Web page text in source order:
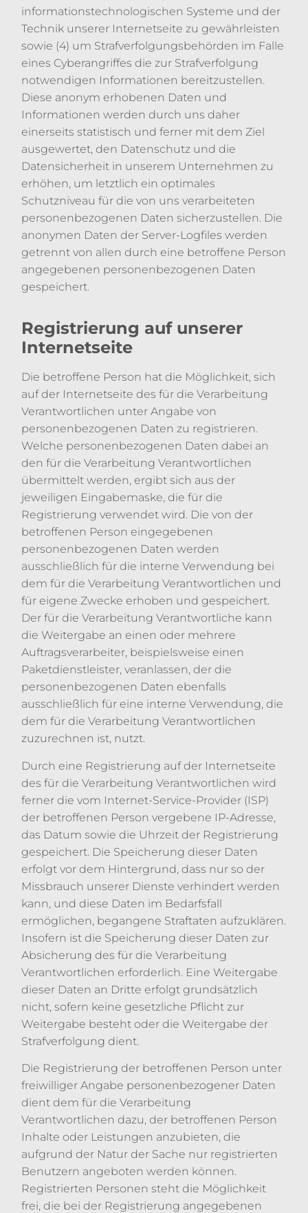
informationstechnologischen Systeme und der
Technik unserer Internetseite zu gewährleisten
sowie (4) um Strafverfolgungsbehörden im Falle
eines Cyberangriffes die zur Strafverfolgung
notwendigen Informationen bereitzustellen.
Diese anonym erhobenen Daten und
Informationen werden durch uns daher
einerseits statistisch und ferner mit dem Ziel
ausgewertet, den Datenschutz und die
Datensicherheit in unserem Unternehmen zu
erhöhen, um letztlich ein optimales
Schutzniveau für die von uns verarbeiteten
personenbezogenen Daten sicherzustellen. Die
anonymen Daten der Server-Logfiles werden
getrennt von allen durch eine betroffene Person
angegebenen personenbezogenen Daten
gespeichert.
Registrierung auf unserer
Internetseite
Die betroffene Person hat die Möglichkeit, sich
auf der Internetseite des für die Verarbeitung
Verantwortlichen unter Angabe von
personenbezogenen Daten zu registrieren.
Welche personenbezogenen Daten dabei an
den für die Verarbeitung Verantwortlichen
übermittelt werden, ergibt sich aus der
jeweiligen Eingabemaske, die für die
Registrierung verwendet wird. Die von der
betroffenen Person eingegebenen
personenbezogenen Daten werden
ausschließlich für die interne Verwendung bei
dem für die Verarbeitung Verantwortlichen und
für eigene Zwecke erhoben und gespeichert.
Der für die Verarbeitung Verantwortliche kann
die Weitergabe an einen oder mehrere
Auftragsverarbeiter, beispielsweise einen
Paketdienstleister, veranlassen, der die
personenbezogenen Daten ebenfalls
ausschließlich für eine interne Verwendung, die
dem für die Verarbeitung Verantwortlichen
zuzurechnen ist, nutzt.
Durch eine Registrierung auf der Internetseite
des für die Verarbeitung Verantwortlichen wird
ferner die vom Internet-Service-Provider (ISP)
der betroffenen Person vergebene IP-Adresse,
das Datum sowie die Uhrzeit der Registrierung
gespeichert. Die Speicherung dieser Daten
erfolgt vor dem Hintergrund, dass nur so der
Missbrauch unserer Dienste verhindert werden
kann, und diese Daten im Bedarfsfall
ermöglichen, begangene Straftaten aufzuklären.
Insofern ist die Speicherung dieser Daten zur
Absicherung des für die Verarbeitung
Verantwortlichen erforderlich. Eine Weitergabe
dieser Daten an Dritte erfolgt grundsätzlich
nicht, sofern keine gesetzliche Pflicht zur
Weitergabe besteht oder die Weitergabe der
Strafverfolgung dient.
Die Registrierung der betroffenen Person unter
freiwilliger Angabe personenbezogener Daten
dient dem für die Verarbeitung
Verantwortlichen dazu, der betroffenen Person
Inhalte oder Leistungen anzubieten, die
aufgrund der Natur der Sache nur registrierten
Benutzern angeboten werden können.
Registrierten Personen steht die Möglichkeit
frei, die bei der Registrierung angegebenen